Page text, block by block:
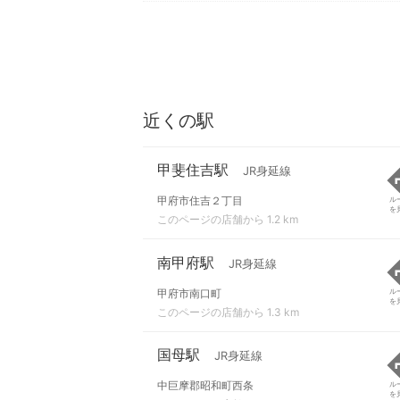
近くの駅
甲斐住吉駅 JR身延線
甲府市住吉２丁目
このページの店舗から 1.2 km
ル
を
南甲府駅 JR身延線
甲府市南口町
このページの店舗から 1.3 km
ル
を
国母駅 JR身延線
中巨摩郡昭和町西条
ル
を